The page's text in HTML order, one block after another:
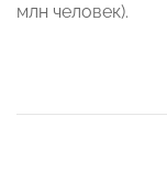
млн человек).